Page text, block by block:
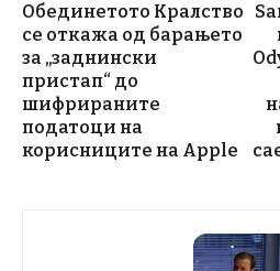
Обединетото Кралство
се откажа од барањето
за „заднински
пристап“ до
шифрираните
податоци на
корисниците на Apple